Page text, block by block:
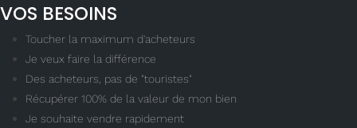
VOS BESOINS
Toucher la maximum d'acheteurs
Je veux faire la différence
Des acheteurs, pas de "touristes"
Récupérer 100% de la valeur de mon bien
Je souhaite vendre rapidement